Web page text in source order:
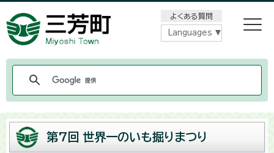
よくある質問
Languages
第7回 世界一のいも掘りまつり